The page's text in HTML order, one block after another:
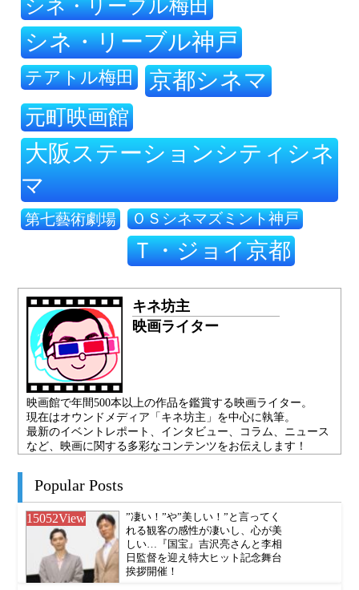
シネ・リーブル梅田
シネ・リーブル神戸
テアトル梅田 京都シネマ
元町映画館
大阪ステーションシティシネ
マ
第七藝術劇場 ＯＳシネマズミント神戸
Ｔ・ジョイ京都
キネ坊主
映画ライター
映画館で年間500本以上の作品を鑑賞する映画ライター。
現在はオウンドメディア「キネ坊主」を中心に執筆。
最新のイベントレポート、インタビュー、コラム、ニュース
など、映画に関する多彩なコンテンツをお伝えします！
Popular Posts
15052View
”凄い！”や”美しい！”と言ってく
れる観客の感性が凄いし、心が美
しい…『国宝』吉沢亮さんと李相
日監督を迎え特大ヒット記念舞台
挨拶開催！